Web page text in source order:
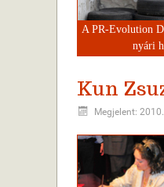
A PR-Evolution
nyári
Kun
Megjelent: